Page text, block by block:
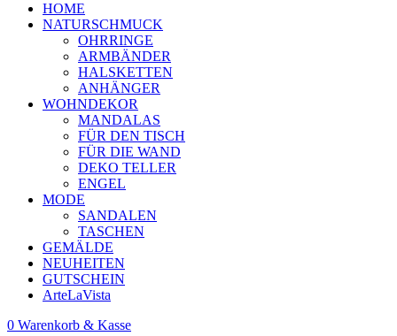
HOME
NATURSCHMUCK
OHRRINGE
ARMBÄNDER
HALSKETTEN
ANHÄNGER
WOHNDEKOR
MANDALAS
FÜR DEN TISCH
FÜR DIE WAND
DEKO TELLER
ENGEL
MODE
SANDALEN
TASCHEN
GEMÄLDE
NEUHEITEN
GUTSCHEIN
ArteLaVista
0 Warenkorb & Kasse